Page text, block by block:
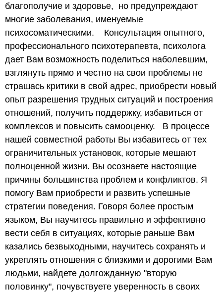
благополучие и здоровье, но предупреждают
многие заболевания, именуемые
психосоматическими.
Консультация опытного,
профессионального психотерапевта, психолога
дает Вам возможность поделиться наболевшим,
взглянуть прямо и честно на свои проблемы не
страшась критики в свой адрес, приобрести новый
опыт разрешения трудных ситуаций и построения
отношений, получить поддержку, избавиться от
комплексов и повысить самооценку. В процессе
нашей совместной работы Вы избавитесь от тех
ограничительных установок, которые мешают
полноценной жизни. Вы осознаете настоящие
причины большинства проблем и конфликтов. Я
помогу Вам приобрести и развить успешные
стратегии поведения. Говоря более простым
языком, Вы научитесь правильно и эффективно
вести себя в ситуациях, которые раньше Вам
казались безвыходными, научитесь сохранять и
укреплять отношения с близкими и дорогими Вам
людьми, найдете долгожданную "вторую
половинку", почувствуете уверенность в своих